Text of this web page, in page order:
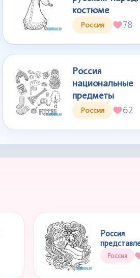
костюме
Россия 78
Россия
национальные
предметы
Россия 62
Россия
Россия